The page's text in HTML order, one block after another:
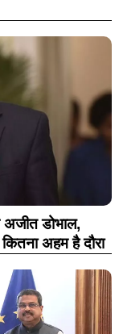
डोभाल,
अहम है दौरा